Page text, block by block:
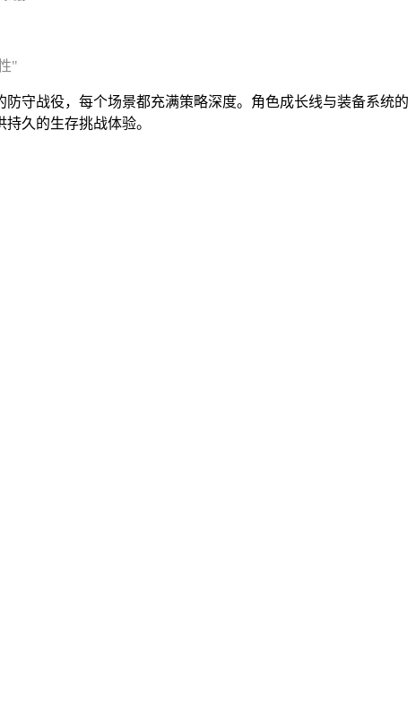
"
守战役，每个场景都充满策略深度。角色成长线与装备系统的
久的生存挑战体验。